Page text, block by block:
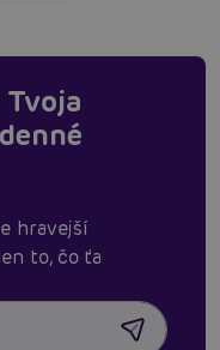
hravejší
to, čo ťa